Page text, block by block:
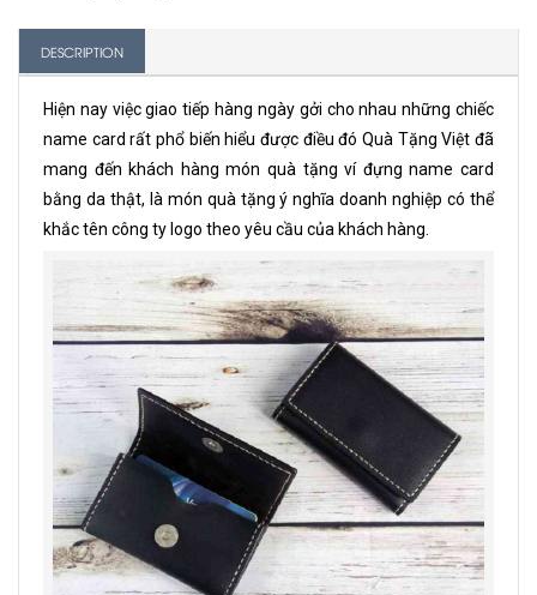
DESCRIPTION
Hiện nay việc giao tiếp hàng ngày gởi cho nhau những chiếc
name card rất phổ biến hiểu được điều đó Quà Tặng Việt đã
mang đến khách hàng món quà tặng ví đựng name card
bằng da thật, là món quà tặng ý nghĩa doanh nghiệp có thể
khắc tên công ty logo theo yêu cầu của khách hàng.